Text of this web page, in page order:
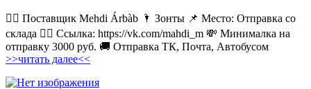
💁‍♂ Поставщик Mehdi Árbàb 🌂 Зонты 📌 Место: Отправка со
склада 👉🏻 Ссылка: https://vk.com/mahdi_m 💸 Минималка на
отправку 3000 руб. 🚚 Отправка ТК, Почта, Автобусом
>>читать далее<<